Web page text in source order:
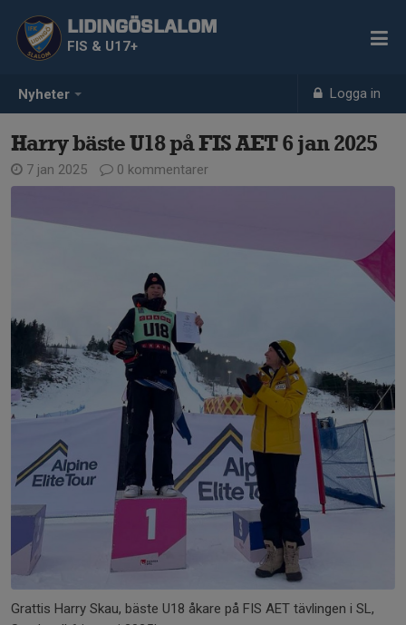
Nyheter Logga in
LIDINGÖSLALOM
FIS & U17+
Harry bäste U18 på FIS AET 6 jan 2025
7 jan 2025 0 kommentarer
Grattis Harry Skau, bäste U18 åkare på FIS AET tävlingen i SL,